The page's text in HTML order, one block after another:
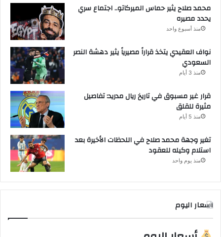
محمد صلاح يثير حماس الميركاتو.. اجتماع سري
يحدد مصيره
منذ أسبوع واحد
نواف العقيدي يتخذ قراراً مصيرياً يثير دهشة النصر
السعودي
منذ 3 أيام
قرار غير مسبوق في تاريخ ريال مدريد: تفاصيل
مثيرة للقلق
منذ 5 أيام
تغير وجهة محمد صلاح في اللحظات الأخيرة بعد
استلام وكيله للعقود
منذ يوم واحد
اسعار اليوم